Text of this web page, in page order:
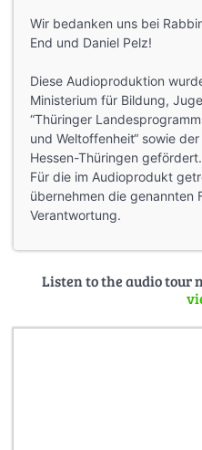
Wir bedanken uns bei
End und Daniel Pelz!
Diese Audioproduktion
Ministerium für Bildung,
“Thüringer
und Weltoffenheit“ sowie
Hessen-Thüringen gefördert.
Für die im Audioprodukt
übernehmen die genannten
Verantwortung.
Listen to the audio tour